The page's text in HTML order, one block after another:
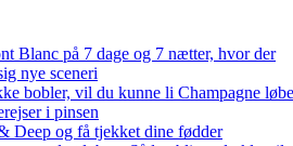
Blanc på 7 dage og 7 nætter, hvor der
nye sceneri
bobler, vil du kunne li Champagne
i pinsen
Deep og få tjekket dine fødder